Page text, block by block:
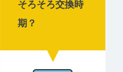
そろそろ交換時
期？